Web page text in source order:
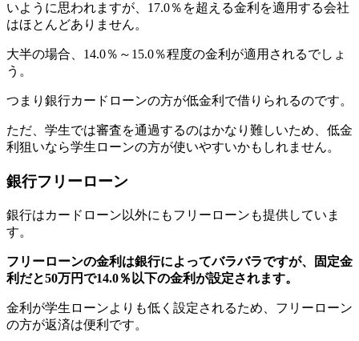
いように思われますが、17.0％を超える金利を適用する会社
はほとんどありません。
大半の場合、14.0％～15.0％程度の金利が適用されるでしょ
う。
つまり銀行カードローンの方が低金利で借りられるのです。
ただ、学生では審査を通過するのはかなり難しいため、低金
利狙いなら学生ローンの方が使いやすいかもしれません。
銀行フリーローン
銀行はカードローン以外にもフリーローンも提供していま
す。
フリーローンの金利は銀行によってバラバラですが、固定金
利だと50万円で14.0％以下の金利が設定されます。
金利が学生ローンよりも低く設定されるため、フリーローン
の方が返済は便利です。